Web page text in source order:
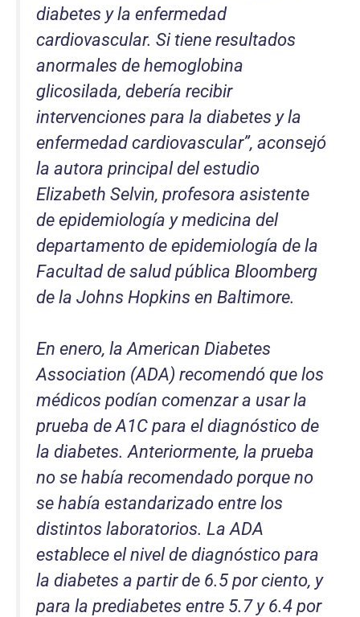
diabetes y la enfermedad
cardiovascular. Si tiene resultados
anormales de hemoglobina
glicosilada, debería recibir
intervenciones para la diabetes y la
enfermedad cardiovascular”, aconsejó
la autora principal del estudio
Elizabeth Selvin, profesora asistente
de epidemiología y medicina del
departamento de epidemiología de la
Facultad de salud pública Bloomberg
de la Johns Hopkins en Baltimore.
En enero, la American Diabetes
Association (ADA) recomendó que los
médicos podían comenzar a usar la
prueba de A1C para el diagnóstico de
la diabetes. Anteriormente, la prueba
no se había recomendado porque no
se había estandarizado entre los
distintos laboratorios. La ADA
establece el nivel de diagnóstico para
la diabetes a partir de 6.5 por ciento, y
para la prediabetes entre 5.7 y 6.4 por